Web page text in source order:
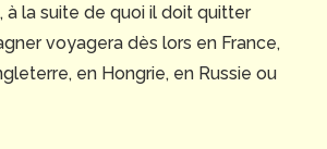
à la suite de quoi il doit quitter
voyagera dès lors en France,
en Hongrie, en Russie ou